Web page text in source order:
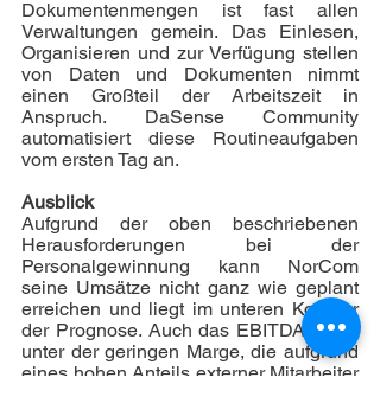
Dokumentenmengen ist fast allen
Verwaltungen gemein. Das Einlesen,
Organisieren und zur Verfügung stellen
von Daten und Dokumenten nimmt
einen Großteil der Arbeitszeit in
Anspruch. DaSense Community
automatisiert diese Routineaufgaben
vom ersten Tag an.
Ausblick
Aufgrund der oben beschriebenen
Herausforderungen bei der
Personalgewinnung kann NorCom
seine Umsätze nicht ganz wie geplant
erreichen und liegt im unteren Korridor
der Prognose. Auch das EBITDA leidet
unter der geringen Marge, die aufgrund
eines hohen Anteils externer Mitarbeiter